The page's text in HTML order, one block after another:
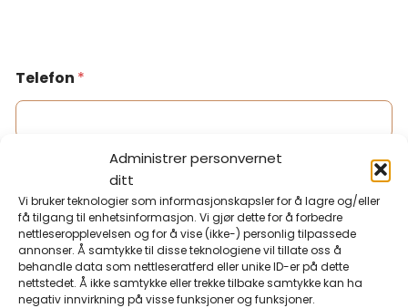
Administrer personvernet
ditt
Vi bruker teknologier som informasjonskapsler for å lagre og/eller
få tilgang til enhetsinformasjon. Vi gjør dette for å forbedre
nettleseropplevelsen og for å vise (ikke-) personlig tilpassede
annonser. Å samtykke til disse teknologiene vil tillate oss å
behandle data som nettleseratferd eller unike ID-er på dette
nettstedet. Å ikke samtykke eller trekke tilbake samtykke kan ha
negativ innvirkning på visse funksjoner og funksjoner.
Telefon *
Ditt telefonnummer?
E-post*
Din e-postadresse?